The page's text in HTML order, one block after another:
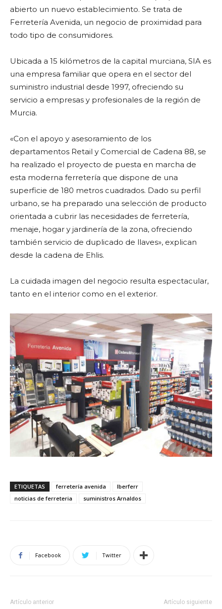
abierto un nuevo establecimiento. Se trata de
Ferretería Avenida, un negocio de proximidad para
todo tipo de consumidores.
Ubicada a 15 kilómetros de la capital murciana, SIA es
una empresa familiar que opera en el sector del
suministro industrial desde 1997, ofreciendo su
servicio a empresas y profesionales de la región de
Murcia.
«Con el apoyo y asesoramiento de los
departamentos Retail y Comercial de Cadena 88, se
ha realizado el proyecto de puesta en marcha de
esta moderna ferretería que dispone de una
superficie de 180 metros cuadrados. Dado su perfil
urbano, se ha preparado una selección de producto
orientada a cubrir las necesidades de ferretería,
menaje, hogar y jardinería de la zona, ofreciendo
también servicio de duplicado de llaves», explican
desde la cadena de Ehlis.
La cuidada imagen del negocio resulta espectacular,
tanto en el interior como en el exterior.
ETIQUETAS ferretería avenida
Iberferr
noticias de ferreteria
suministros Arnaldos
Facebook Twitter
Artículo anterior Artículo siguiente